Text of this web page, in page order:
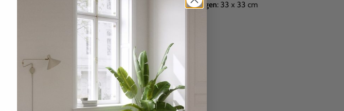
afmetingen: 33 x 33 cm